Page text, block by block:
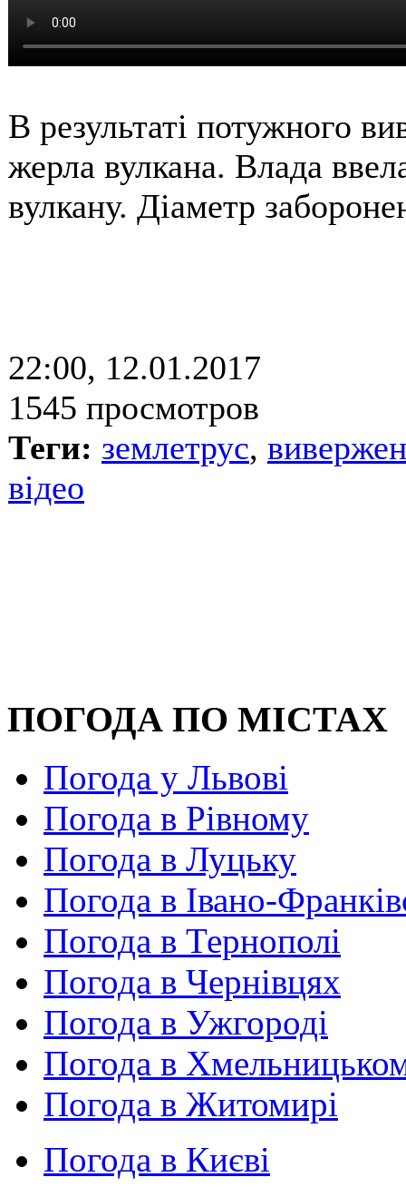
В результаті потужного
жерла вулкана. Влада
вулкану. Діаметр
22:00, 12.01.2017
1545 просмотров
Теги: землетрус,
відео
ПОГОДА ПО МІСТАХ
Погода у Львові
Погода в Рівному
Погода в Луцьку
Погода в Івано-
Погода в Тернополі
Погода в Чернівцях
Погода в Ужгороді
Погода в
Погода в Житомирі
Погода в Києві